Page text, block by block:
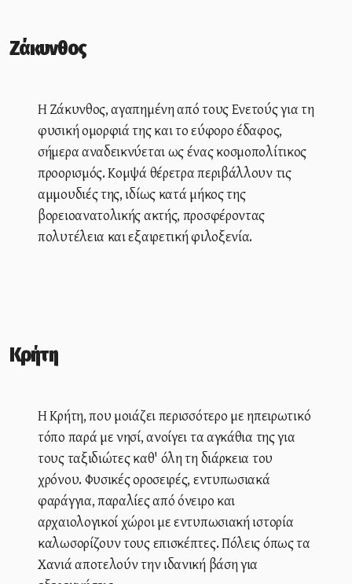
Ζάκυνθος
Η Ζάκυνθος, αγαπημένη από τους Ενετούς για τη
φυσική ομορφιά της και το εύφορο έδαφος,
σήμερα αναδεικνύεται ως ένας κοσμοπολίτικος
προορισμός. Κομψά θέρετρα περιβάλλουν τις
αμμουδιές της, ιδίως κατά μήκος της
βορειοανατολικής ακτής, προσφέροντας
πολυτέλεια και εξαιρετική φιλοξενία.
Κρήτη
Η Κρήτη, που μοιάζει περισσότερο με ηπειρωτικό
τόπο παρά με νησί, ανοίγει τα αγκάθια της για
τους ταξιδιώτες καθ' όλη τη διάρκεια του
χρόνου. Φυσικές οροσειρές, εντυπωσιακά
φαράγγια, παραλίες από όνειρο και
αρχαιολογικοί χώροι με εντυπωσιακή ιστορία
καλωσορίζουν τους επισκέπτες. Πόλεις όπως τα
Χανιά αποτελούν την ιδανική βάση για